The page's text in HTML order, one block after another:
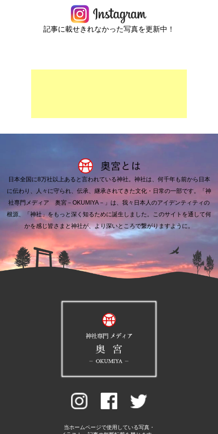
記事に載せきれなかった写真を更新中！
日本全国に8万社以上あると言われている神社。 神社は、何千年も前から日本
に伝わり、人々に守られ、伝承、継承されてきた文化・日常の一部です。
「神
社専門メディア 奥宮－OKUMIYA－」は、我々日本人のアイデンティティの
根源、「神社」をもっと深く知るために誕生しました。
このサイトを通して何
かを感じ皆さまと神社が、より深いところで繋がりますように。
当ホームページで使用している写真・